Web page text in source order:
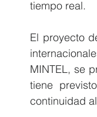
tiempo real.
El proyecto
MINTEL, se
tiene
continuidad